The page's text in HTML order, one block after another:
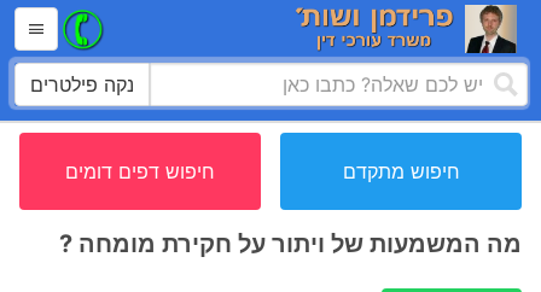
נקה פילטרים
חיפוש מתקדם חיפוש דפים דומים
מה המשמעות של ויתור על חקירת מומחה ?